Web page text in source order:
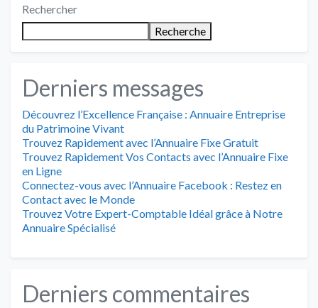
Rechercher
Recherche
Derniers messages
Découvrez l’Excellence Française : Annuaire Entreprise
du Patrimoine Vivant
Trouvez Rapidement avec l’Annuaire Fixe Gratuit
Trouvez Rapidement Vos Contacts avec l’Annuaire Fixe
en Ligne
Connectez-vous avec l’Annuaire Facebook : Restez en
Contact avec le Monde
Trouvez Votre Expert-Comptable Idéal grâce à Notre
Annuaire Spécialisé
Derniers commentaires